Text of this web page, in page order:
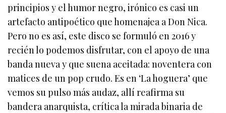
principios y el humor negro, irónico es casi un
artefacto antipoético que homenajea a Don Nica.
Pero no es así, este disco se formuló en 2016 y
recién lo podemos disfrutar, con el apoyo de una
banda nueva y que suena aceitada: noventera con
matices de un pop crudo. Es en ‘La hoguera’ que
vemos su pulso más audaz, allí reafirma su
bandera anarquista, crítica la mirada binaria de